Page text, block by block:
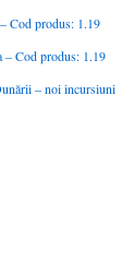
Cod produs: 1.19
– Cod produs: 1.19
– noi incursiuni